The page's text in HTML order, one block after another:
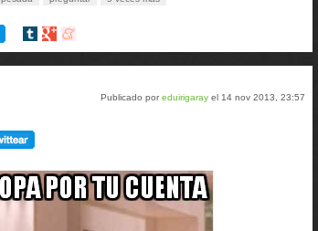
Compartir
Compartir
Compartir
Publicado poreduirigaray el 14 nov 2013, 23:57